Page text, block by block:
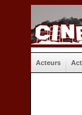
Acteurs